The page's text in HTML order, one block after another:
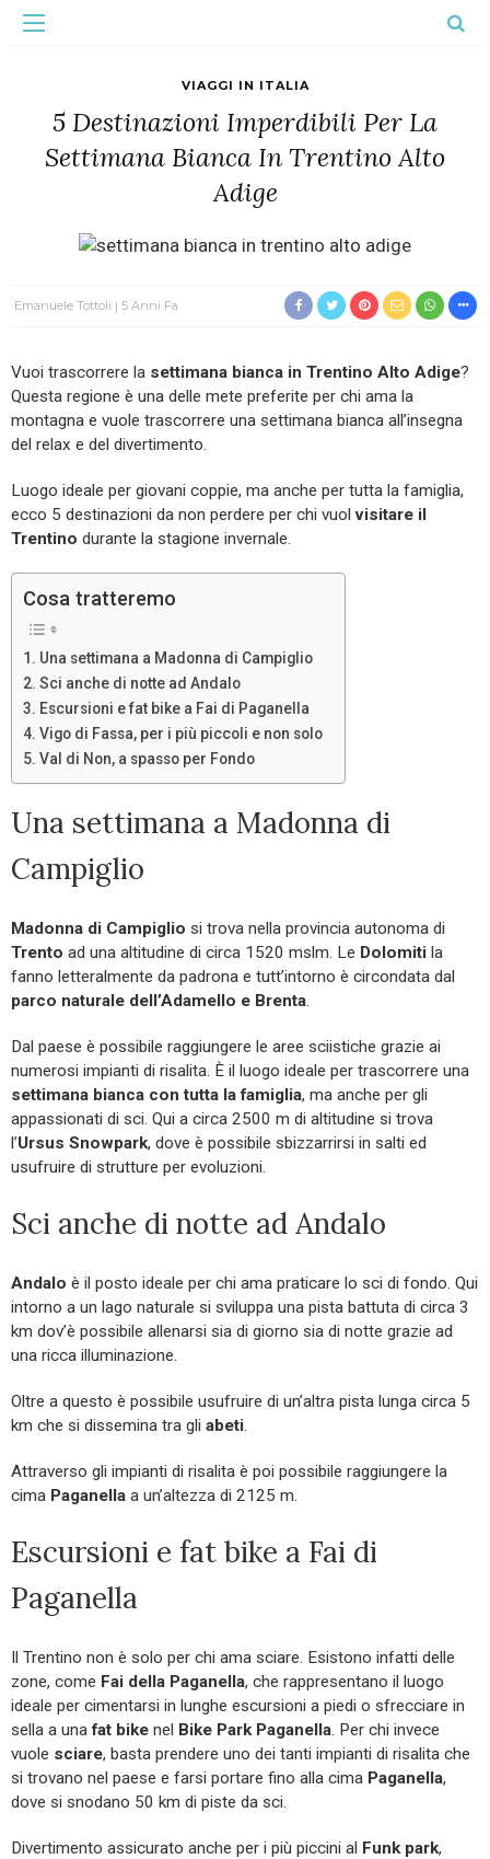
VIAGGI IN ITALIA
5 Destinazioni Imperdibili Per La
Settimana Bianca In Trentino Alto
Adige
Emanuele Tottoli 5 Anni Fa
Vuoi trascorrere la settimana bianca in Trentino Alto Adige?
Questa regione è una delle mete preferite per chi ama la
montagna e vuole trascorrere una settimana bianca all’insegna
del relax e del divertimento.
Luogo ideale per giovani coppie, ma anche per tutta la famiglia,
ecco 5 destinazioni da non perdere per chi vuolvisitare il
Trentino durante la stagione invernale.
Cosa tratteremo
Una settimana a Madonna di Campiglio
Sci anche di notte ad Andalo
Escursioni e fat bike a Fai di Paganella
Vigo di Fassa, per i più piccoli e non solo
Val di Non, a spasso per Fondo
Una settimana a Madonna di
Campiglio
Madonna di Campiglio si trova nella provincia autonoma di
Trento ad una altitudine di circa 1520 mslm. Le Dolomiti la
fanno letteralmente da padrona e tutt’intorno è circondata dal
parco naturale dell’Adamello e Brenta.
Dal paese è possibile raggiungere le aree sciistiche grazie ai
numerosi impianti di risalita. È il luogo ideale per trascorrere una
settimana bianca con tutta la famiglia, ma anche per gli
appassionati di sci. Qui a circa 2500 m di altitudine si trova
l’Ursus Snowpark, dove è possibile sbizzarrirsi in salti ed
usufruire di strutture per evoluzioni.
Sci anche di notte ad Andalo
Andalo è il posto ideale per chi ama praticare lo sci di fondo. Qui
intorno a un lago naturale si sviluppa una pista battuta di circa 3
km dov’è possibile allenarsi sia di giorno sia di notte grazie ad
una ricca illuminazione.
Oltre a questo è possibile usufruire di un’altra pista lunga circa 5
km che si dissemina tra gli abeti.
Attraverso gli impianti di risalita è poi possibile raggiungere la
cima Paganella a un’altezza di 2125 m.
Escursioni e fat bike a Fai di
Paganella
Il Trentino non è solo per chi ama sciare. Esistono infatti delle
zone, come Fai della Paganella, che rappresentano il luogo
ideale per cimentarsi in lunghe escursioni a piedi o sfrecciare in
sella a unafat bike nel Bike Park Paganella. Per chi invece
vuole sciare, basta prendere uno dei tanti impianti di risalita che
si trovano nel paese e farsi portare fino alla cima Paganella,
dove si snodano 50 km di piste da sci.
Divertimento assicurato anche per i più piccini al Funk park,